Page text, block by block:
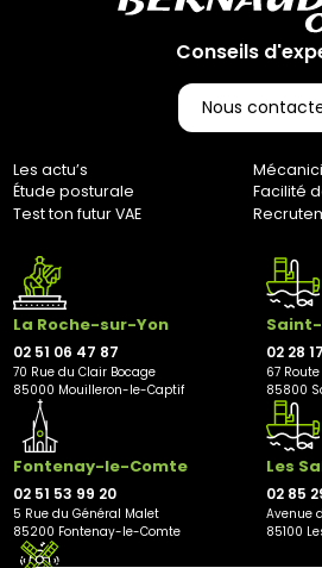
(CGV), les frais de retour sont à votre
d'erreur de notre part. Pour toute
nous contacter au 0251064787 ou par
marketing@bernaudeaucycles.fr.
70 rue du Clair Bocage
85000, Mouilleron-Le-Captif
Conseils
Nous
Les actu’s
Étude posturale
Facilité
Test ton futur VAE
La Roche-sur-Yon
02 51 06 47 87
70 Rue du Clair Bocage
85000 Mouilleron-le-Captif
02 28
67
85800
Fontenay-le-Comte
02 51 53 99 20
5 Rue du Général Malet
85200 Fontenay-le-Comte
Les
02 85
Avenue
85100